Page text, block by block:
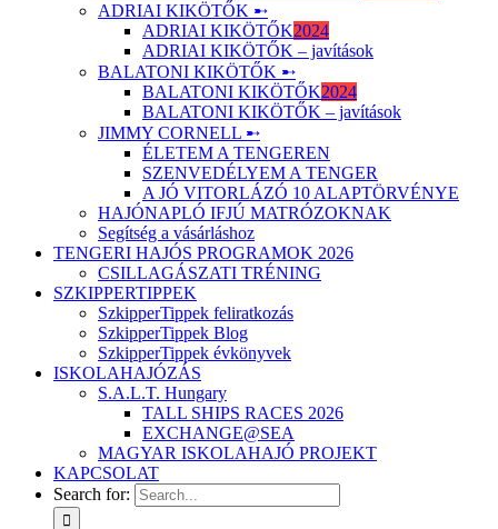
ADRIAI KIKÖTŐK ➸
ADRIAI KIKÖTŐK2024
ADRIAI KIKÖTŐK – javítások
BALATONI KIKÖTŐK ➸
BALATONI KIKÖTŐK2024
BALATONI KIKÖTŐK – javítások
JIMMY CORNELL ➸
ÉLETEM A TENGEREN
SZENVEDÉLYEM A TENGER
A JÓ VITORLÁZÓ 10 ALAPTÖRVÉNYE
HAJÓNAPLÓ IFJÚ MATRÓZOKNAK
Segítség a vásárláshoz
TENGERI HAJÓS PROGRAMOK 2026
CSILLAGÁSZATI TRÉNING
SZKIPPERTIPPEK
SzkipperTippek feliratkozás
SzkipperTippek Blog
SzkipperTippek évkönyvek
ISKOLAHAJÓZÁS
S.A.L.T. Hungary
TALL SHIPS RACES 2026
EXCHANGE@SEA
MAGYAR ISKOLAHAJÓ PROJEKT
KAPCSOLAT
Search for: